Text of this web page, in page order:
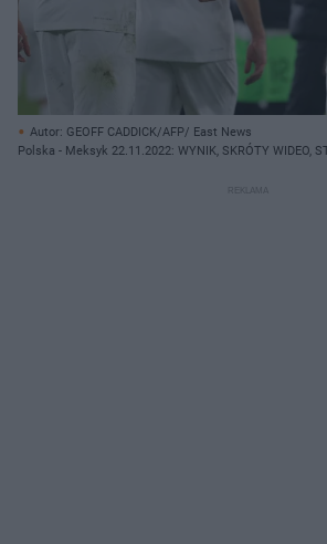
Autor: GEOFF CADDICK/AFP/ East News
Polska - Meksyk 22.11.2022: WYNIK, SKRÓTY WIDEO,